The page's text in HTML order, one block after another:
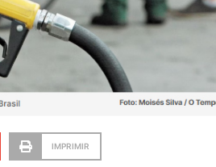
IMPRIMIR